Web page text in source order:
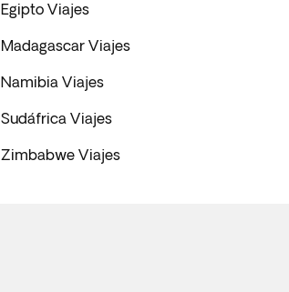
Egipto Viajes
Madagascar Viajes
Namibia Viajes
Sudáfrica Viajes
Zimbabwe Viajes